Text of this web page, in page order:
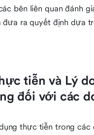
bên liên quan đánh
đưa ra quyết định dựa
tiễn và Lý
đối với các
thực tiễn trong các